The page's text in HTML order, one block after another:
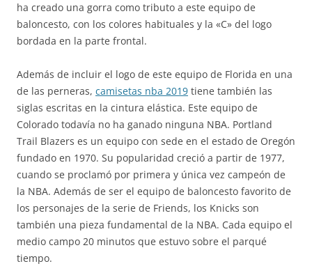
ha creado una gorra como tributo a este equipo de
baloncesto, con los colores habituales y la «C» del logo
bordada en la parte frontal.
Además de incluir el logo de este equipo de Florida en una
de las perneras, camisetas nba 2019 tiene también las
siglas escritas en la cintura elástica. Este equipo de
Colorado todavía no ha ganado ninguna NBA. Portland
Trail Blazers es un equipo con sede en el estado de Oregón
fundado en 1970. Su popularidad creció a partir de 1977,
cuando se proclamó por primera y única vez campeón de
la NBA. Además de ser el equipo de baloncesto favorito de
los personajes de la serie de Friends, los Knicks son
también una pieza fundamental de la NBA. Cada equipo el
medio campo 20 minutos que estuvo sobre el parqué
tiempo.